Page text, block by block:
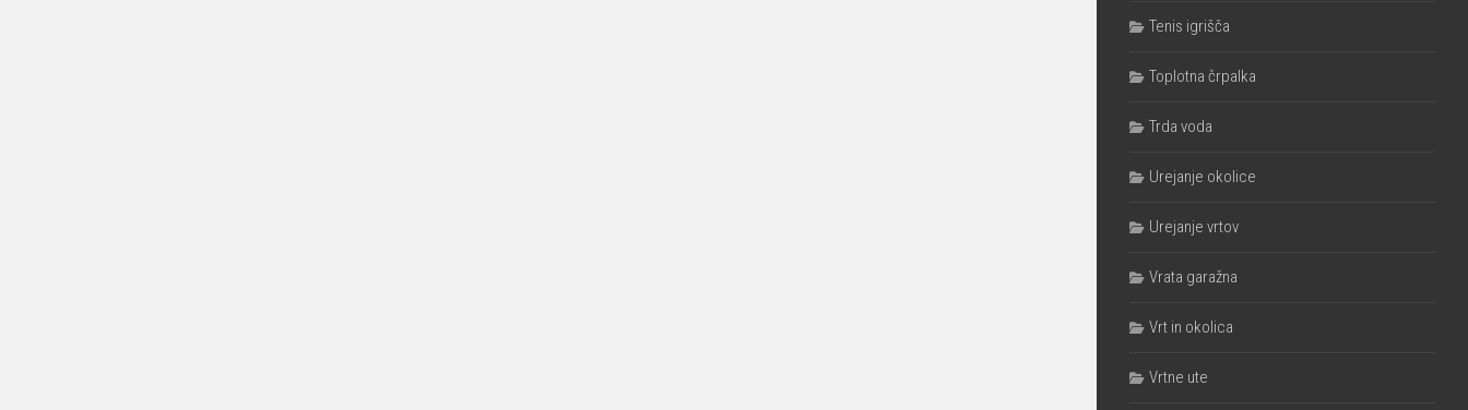
Tenis igrišča
Toplotna črpalka
Trda voda
Urejanje okolice
Urejanje vrtov
Vrata garažna
Vrt in okolica
Vrtne ute